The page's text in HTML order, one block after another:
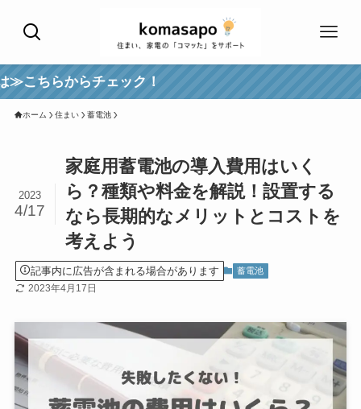
チェック！
ホーム 住まい 蓄電池
家庭用蓄電池の導入費用はいく
ら？種類や料金を解説！設置する
なら長期的なメリットとコストを
考えよう
2023
4/17
記事内に広告が含まれる場合があります 蓄電池
2023年4月17日